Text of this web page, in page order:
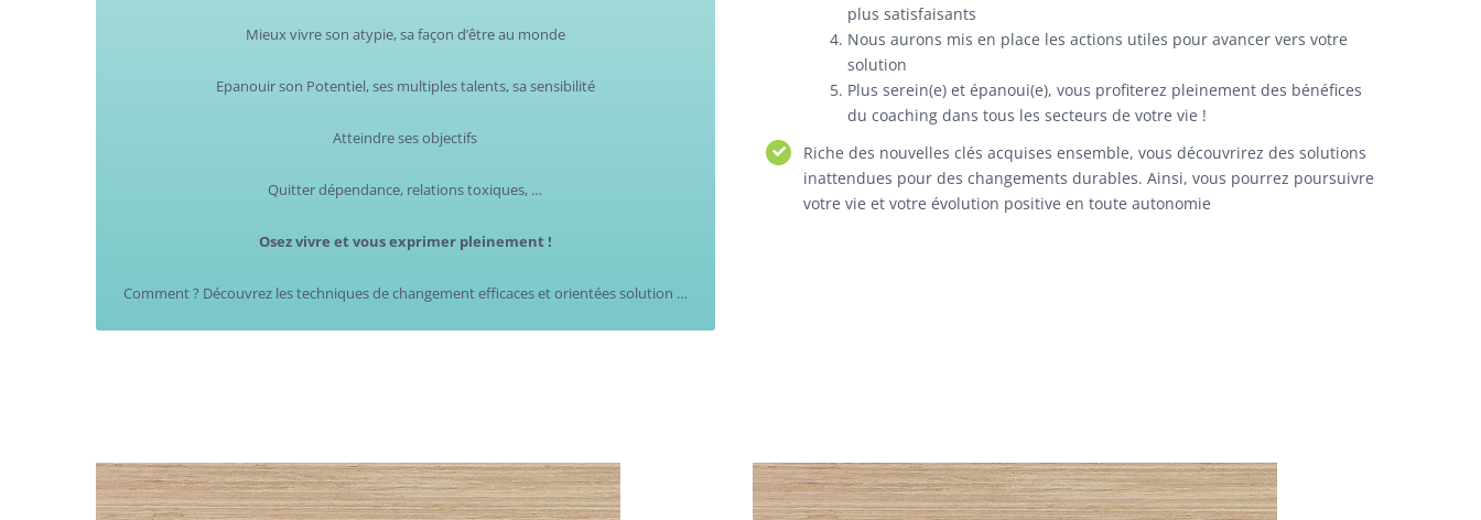
Mieux vivre son atypie, sa façon d’être au monde
Epanouir son Potentiel, ses multiples talents, sa sensibilité
Atteindre ses objectifs
Quitter dépendance, relations toxiques, …
Osez vivre et vous exprimer pleinement !
Comment ? Découvrez les techniques de changement efficaces et orientées solution …
plus satisfaisants
Nous aurons mis en place les actions utiles pour avancer vers votre
solution
Plus serein(e) et épanoui(e), vous profiterez pleinement des bénéfices
du coaching dans tous les secteurs de votre vie !
Riche des nouvelles clés acquises ensemble, vous découvrirez des solutions
inattendues pour des changements durables. Ainsi, vous pourrez poursuivre
votre vie et votre évolution positive en toute autonomie